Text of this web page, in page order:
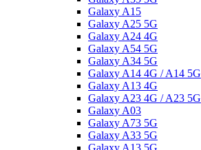
Galaxy A15
Galaxy A25 5G
Galaxy A24 4G
Galaxy A54 5G
Galaxy A34 5G
Galaxy A14 4G / A14 5G
Galaxy A13 4G
Galaxy A23 4G / A23 5G
Galaxy A03
Galaxy A73 5G
Galaxy A33 5G
Galaxy A13 5G